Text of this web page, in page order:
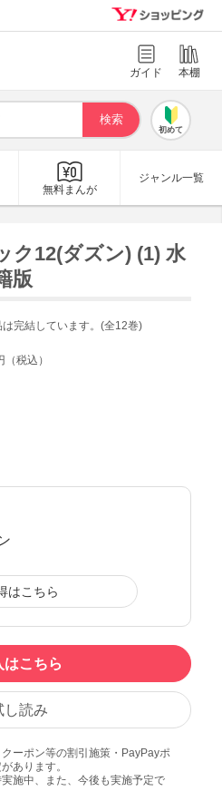
ガイド 本棚
初めて
無料まんが
ジャンル一覧
ク12(ダズン) (1) 水
版
は完結しています。(全12巻)
（税込）
はこちら
はこちら
し読み
ーポン等の割引施策・PayPayポ
あります。
施中、また、今後も実施予定で